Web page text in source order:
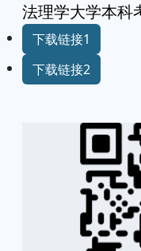
法理学大学本科
下载链接1
下载链接2